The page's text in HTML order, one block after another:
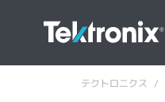
テクトロニクス